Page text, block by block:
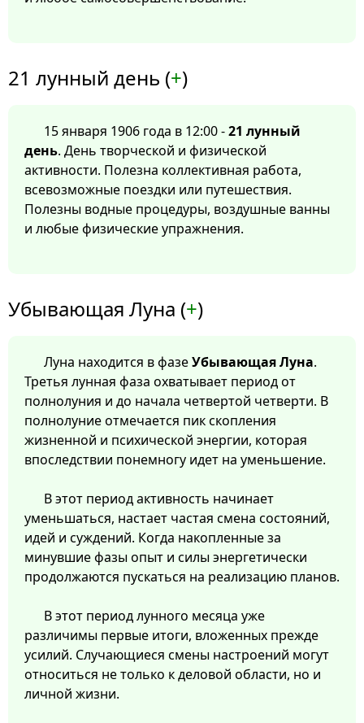
21 лунный день (+)
15 января 1906 года в 12:00 -21 лунный
день. День творческой и физической
активности. Полезна коллективная работа,
всевозможные поездки или путешествия.
Полезны водные процедуры, воздушные ванны
и любые физические упражнения.
Убывающая Луна (+)
Луна находится в фазеУбывающая Луна.
Третья лунная фаза охватывает период от
полнолуния и до начала четвертой четверти. В
полнолуние отмечается пик скопления
жизненной и психической энергии, которая
впоследствии понемногу идет на уменьшение.
В этот период активность начинает
уменьшаться, настает частая смена состояний,
идей и суждений. Когда накопленные за
минувшие фазы опыт и силы энергетически
продолжаются пускаться на реализацию планов.
В этот период лунного месяца уже
различимы первые итоги, вложенных прежде
усилий. Случающиеся смены настроений могут
относиться не только к деловой области, но и
личной жизни.